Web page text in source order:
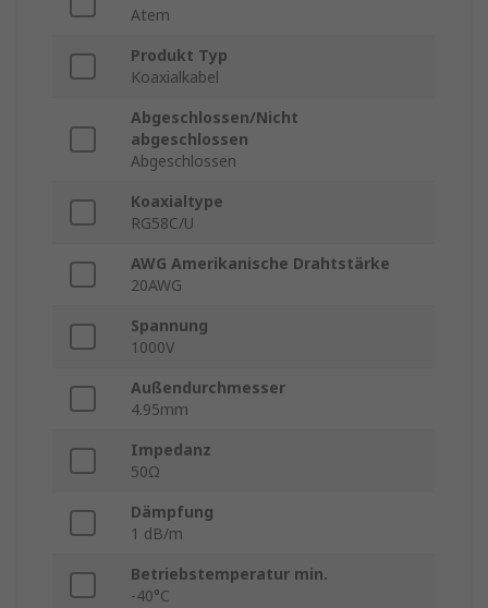
Atem
Produkt Typ
Koaxialkabel
Abgeschlossen/Nicht
abgeschlossen
Abgeschlossen
Koaxialtype
RG58C/U
AWG Amerikanische Drahtstärke
20AWG
Spannung
1000V
Außendurchmesser
4.95mm
Impedanz
50Ω
Dämpfung
1 dB/m
Betriebstemperatur min.
-40°C